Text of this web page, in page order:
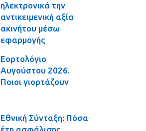
ηλεκτρονικά την
αντικειμενική αξία
ακινήτου μέσω
εφαρμογής
Εορτολόγιο
Αυγούστου 2026.
Ποιοι γιορτάζουν
Εθνική Σύνταξη: Πόσα